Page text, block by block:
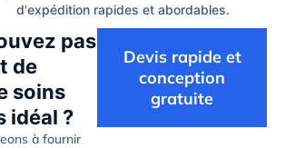
d'expédition rapides et abordables.
pas
de
soins
idéal ?
à fournir
Devis rapide et
conception
gratuite